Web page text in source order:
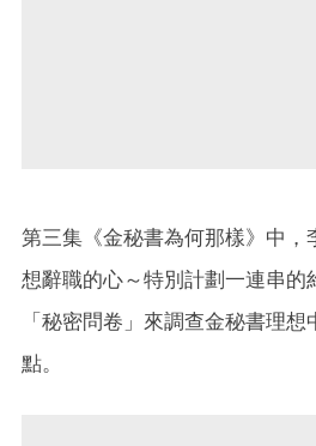
第三集《金秘書為何那樣》中，
想辭職的心～特別計劃一連串的
「秘密問卷」來調查金秘書理
點。